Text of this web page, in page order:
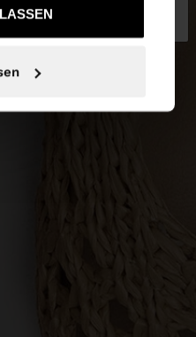
zu United States